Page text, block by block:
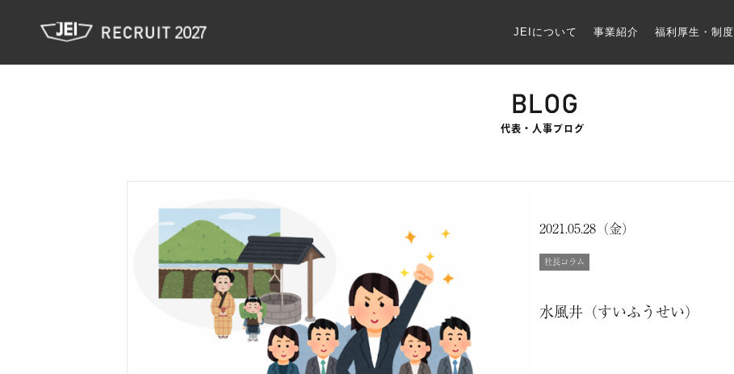
JEIについて 事業紹介 福利厚生・制度
代表・人事ブログ
2021.05.28（金）
社長コラム
水風井（すいふうせい）